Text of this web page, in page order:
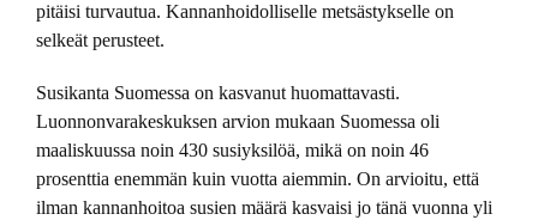
pitäisi turvautua. Kannanhoidolliselle metsästykselle on
selkeät perusteet.
Susikanta Suomessa on kasvanut huomattavasti.
Luonnonvarakeskuksen arvion mukaan Suomessa oli
maaliskuussa noin 430 susiyksilöä, mikä on noin 46
prosenttia enemmän kuin vuotta aiemmin. On arvioitu, että
ilman kannanhoitoa susien määrä kasvaisi jo tänä vuonna yli